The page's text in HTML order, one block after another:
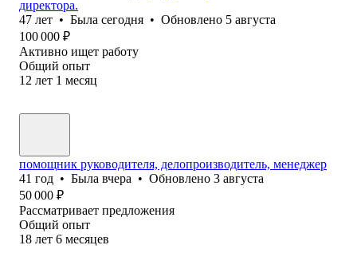
директора.
47 лет • Была сегодня • Обновлено 5 августа
100 000 ₽
Активно ищет работу
Общий опыт
12 лет 1 месяц
помощник руководителя, делопроизводитель, менеджер
41 год • Была вчера • Обновлено 3 августа
50 000 ₽
Рассматривает предложения
Общий опыт
18 лет 6 месяцев